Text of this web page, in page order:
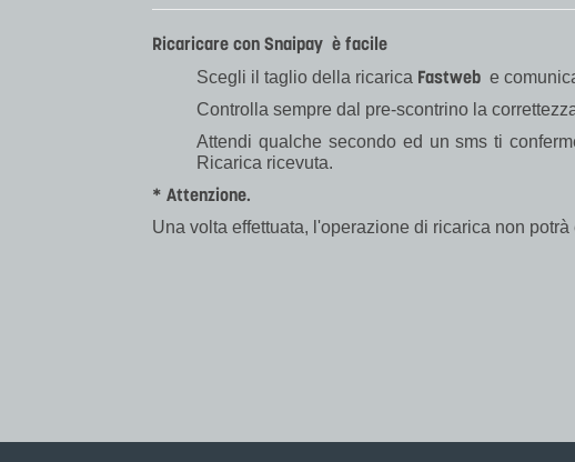
Ricaricare con Snaipay è facile
Scegli il taglio della ricarica Fastweb e
Controlla sempre dal pre-scontrino la
Attendi qualche secondo ed un sms ti
Ricarica ricevuta.
* Attenzione.
Una volta effettuata, l'operazione di ricarica non